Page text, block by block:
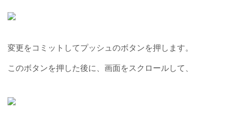
変更をコミットしてプッシュのボタンを押します。
このボタンを押した後に、画面をスクロールして、